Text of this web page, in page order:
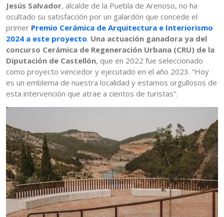
Jesús Salvador, alcalde de la Puebla de Arenoso, no ha
ocultado su satisfacción por un galardón que concede el
primer Premio Cerámica de Arquitectura e Interiorismo
2024 a este proyecto. Una actuación ganadora ya del
concurso Cerámica de Regeneración Urbana (CRU) de la
Diputación de Castellón, que en 2022 fue seleccionado
como proyecto vencedor y ejecutado en el año 2023. “Hoy
es un emblema de nuestra localidad y estamos orgullosos de
esta intervención que atrae a cientos de turistas”.